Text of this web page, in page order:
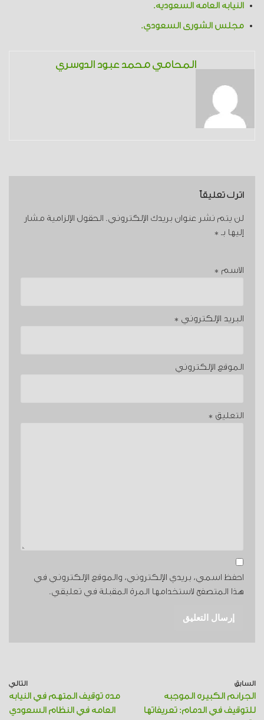
النيابة العامة السعودية.
مجلس الشورى السعودي.
المحامي محمد عبود الدوسري
اترك تعليقاً
لن يتم نشر عنوان بريدك الإلكتروني. الحقول الإلزامية مشار
إليها بـ *
الاسم *
البريد الإلكتروني *
الموقع الإلكتروني
التعليق *
احفظ اسمي، بريدي الإلكتروني، والموقع الإلكتروني في
هذا المتصفح لاستخدامها المرة المقبلة في تعليقي.
السابق
الجرائم الكبيرة الموجبة
للتوقيف في الدمام: تعريفاتها
التالي
مدة توقيف المتهم في النيابة
العامة في النظام السعودي